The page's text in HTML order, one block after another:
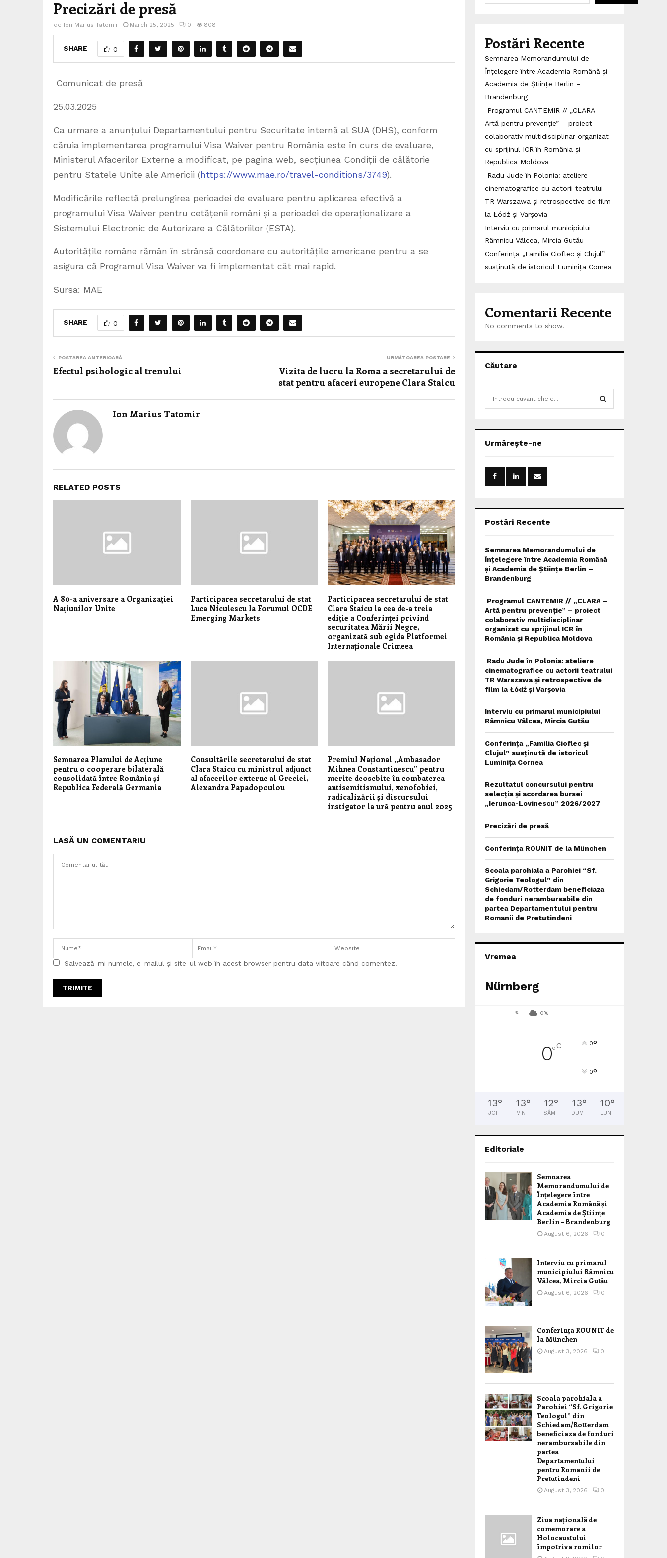
Precizări de presă
de Ion Marius Tatomir March 25, 2025 0 808
SHARE 0
Comunicat de presă
25.03.2025
Ca urmare a anunțului Departamentului pentru Securitate internă al SUA (DHS), conform
căruia implementarea programului Visa Waiver pentru România este în curs de evaluare,
Ministerul Afacerilor Externe a modificat, pe pagina web, secțiunea Condiții de călătorie
pentru Statele Unite ale Americii (https://www.mae.ro/travel-conditions/3749).
Modificările reflectă prelungirea perioadei de evaluare pentru aplicarea efectivă a
programului Visa Waiver pentru cetățenii români și a perioadei de operaționalizare a
Sistemului Electronic de Autorizare a Călătoriilor (ESTA).
Autoritățile române rămân în strânsă coordonare cu autoritățile americane pentru a se
asigura că Programul Visa Waiver va fi implementat cât mai rapid.
Sursa: MAE
SHARE 0
POSTAREA ANTERIOARĂ
Efectul psihologic al trenului
URMĂTOAREA POSTARE
Vizita de lucru la Roma a secretarului de
stat pentru afaceri europene Clara Staicu
Ion Marius Tatomir
RELATED POSTS
A 80-a aniversare a Organizației
Națiunilor Unite
Participarea secretarului de stat
Luca Niculescu la Forumul OCDE
Emerging Markets
Participarea secretarului de stat
Clara Staicu la cea de-a treia
ediție a Conferinței privind
securitatea Mării Negre,
organizată sub egida Platformei
Internaționale Crimeea
Semnarea Planului de Acțiune
pentru o cooperare bilaterală
consolidată între România și
Republica Federală Germania
Consultările secretarului de stat
Clara Staicu cu ministrul adjunct
al afacerilor externe al Greciei,
Alexandra Papadopoulou
Premiul Național ,,Ambasador
Mihnea Constantinescu” pentru
merite deosebite în combaterea
antisemitismului, xenofobiei,
radicalizării și discursului
instigator la ură pentru anul 2025
LASĂ UN COMENTARIU
Salvează-mi numele, e-mailul și site-ul web în acest browser pentru data viitoare când comentez.
Postări Recente
Semnarea Memorandumului de
Înțelegere între Academia Română și
Academia de Științe Berlin –
Brandenburg
Programul CANTEMIR // „CLARA –
Artă pentru prevenție” – proiect
colaborativ multidisciplinar organizat
cu sprijinul ICR în România și
Republica Moldova
Radu Jude în Polonia: ateliere
cinematografice cu actorii teatrului
TR Warszawa și retrospective de film
la Łódź și Varșovia
Interviu cu primarul municipiului
Râmnicu Vâlcea, Mircia Gutău
Conferința „Familia Cioflec și Clujul”
susținută de istoricul Luminița Cornea
Comentarii Recente
No comments to show.
Căutare
h
o
:
Urmărește-ne
Postări Recente
Semnarea Memorandumului de
Înțelegere între Academia Română
și Academia de Științe Berlin –
Brandenburg
Programul CANTEMIR // „CLARA –
Artă pentru prevenție” – proiect
colaborativ multidisciplinar
organizat cu sprijinul ICR în
România și Republica Moldova
Radu Jude în Polonia: ateliere
cinematografice cu actorii teatrului
TR Warszawa și retrospective de
film la Łódź și Varșovia
Interviu cu primarul municipiului
Râmnicu Vâlcea, Mircia Gutău
Conferința „Familia Cioflec și
Clujul” susținută de istoricul
Luminița Cornea
Rezultatul concursului pentru
selecția și acordarea bursei
„Ierunca-Lovinescu” 2026/2027
Precizări de presă
Conferința ROUNIT de la München
Scoala parohiala a Parohiei “Sf.
Grigorie Teologul” din
Schiedam/Rotterdam beneficiaza
de fonduri nerambursabile din
partea Departamentului pentru
Romanii de Pretutindeni
Vremea
Nürnberg
% 0%
0°C 0°
0°
13°
JOI
13°
VIN
12°
SÂM
13°
DUM
10°
LUN
Editoriale
Semnarea
Memorandumului de
Înțelegere între
Academia Română și
Academia de Științe
Berlin – Brandenburg
August 6, 2026 0
Interviu cu primarul
municipiului Râmnicu
Vâlcea, Mircia Gutău
August 6, 2026 0
Conferința ROUNIT de
la München
August 3, 2026 0
Scoala parohiala a
Parohiei “Sf. Grigorie
Teologul” din
Schiedam/Rotterdam
beneficiaza de fonduri
nerambursabile din
partea
Departamentului
pentru Romanii de
Pretutindeni
August 3, 2026 0
Ziua națională de
comemorare a
Holocaustului
împotriva romilor